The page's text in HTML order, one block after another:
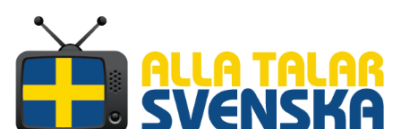
Hoppa
huvudinnehåll